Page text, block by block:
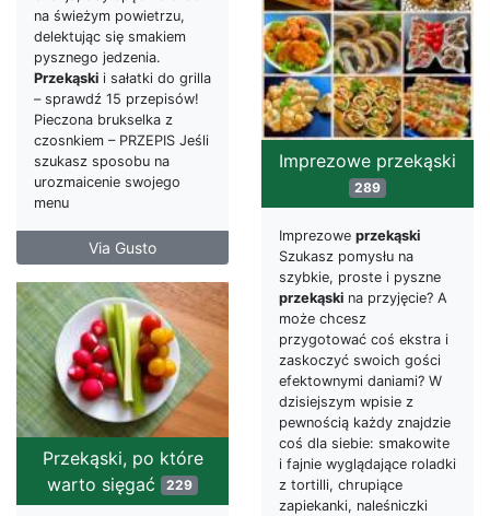
na świeżym powietrzu,
delektując się smakiem
pysznego jedzenia.
Przekąski i sałatki do grilla
– sprawdź 15 przepisów!
Pieczona brukselka z
czosnkiem – PRZEPIS Jeśli
szukasz sposobu na
urozmaicenie swojego
menu
Via Gusto
Imprezowe przekąski
289
Imprezowe przekąski
Szukasz pomysłu na
szybkie, proste i pyszne
przekąski na przyjęcie? A
może chcesz
przygotować coś ekstra i
zaskoczyć swoich gości
efektownymi daniami? W
dzisiejszym wpisie z
pewnością każdy znajdzie
coś dla siebie: smakowite
i fajnie wyglądające roladki
z tortilli, chrupiące
zapiekanki, naleśniczki
Przekąski, po które
warto sięgać 229